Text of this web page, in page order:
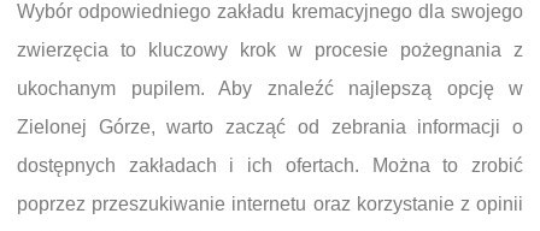
Wybór odpowiedniego zakładu kremacyjnego dla swojego
zwierzęcia to kluczowy krok w procesie pożegnania z
ukochanym pupilem. Aby znaleźć najlepszą opcję w
Zielonej Górze, warto zacząć od zebrania informacji o
dostępnych zakładach i ich ofertach. Można to zrobić
poprzez przeszukiwanie internetu oraz korzystanie z opinii